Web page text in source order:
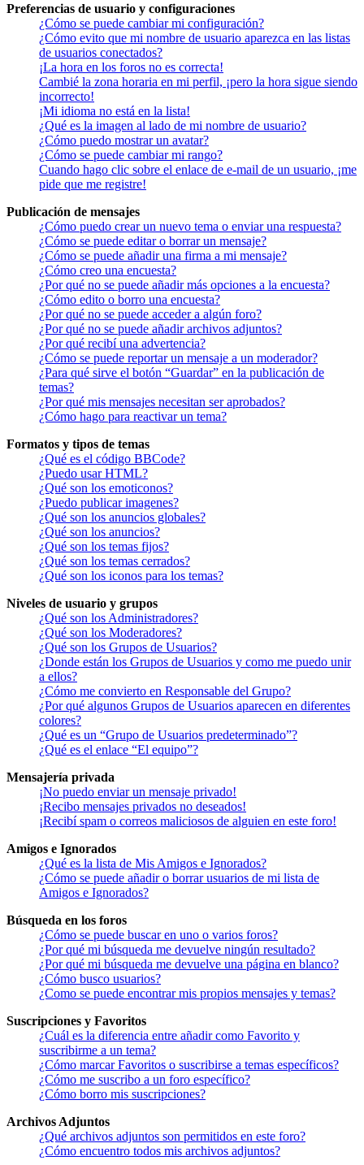
Preferencias de usuario y configuraciones
¿Cómo se puede cambiar mi configuración?
¿Cómo evito que mi nombre de usuario aparezca en las listas
de usuarios conectados?
¡La hora en los foros no es correcta!
Cambié la zona horaria en mi perfil, ¡pero la hora sigue siendo
incorrecto!
¡Mi idioma no está en la lista!
¿Qué es la imagen al lado de mi nombre de usuario?
¿Cómo puedo mostrar un avatar?
¿Cómo se puede cambiar mi rango?
Cuando hago clic sobre el enlace de e-mail de un usuario, ¡me
pide que me registre!
Publicación de mensajes
¿Cómo puedo crear un nuevo tema o enviar una respuesta?
¿Cómo se puede editar o borrar un mensaje?
¿Cómo se puede añadir una firma a mi mensaje?
¿Cómo creo una encuesta?
¿Por qué no se puede añadir más opciones a la encuesta?
¿Cómo edito o borro una encuesta?
¿Por qué no se puede acceder a algún foro?
¿Por qué no se puede añadir archivos adjuntos?
¿Por qué recibí una advertencia?
¿Cómo se puede reportar un mensaje a un moderador?
¿Para qué sirve el botón “Guardar” en la publicación de
temas?
¿Por qué mis mensajes necesitan ser aprobados?
¿Cómo hago para reactivar un tema?
Formatos y tipos de temas
¿Qué es el código BBCode?
¿Puedo usar HTML?
¿Qué son los emoticonos?
¿Puedo publicar imagenes?
¿Qué son los anuncios globales?
¿Qué son los anuncios?
¿Qué son los temas fijos?
¿Qué son los temas cerrados?
¿Qué son los iconos para los temas?
Niveles de usuario y grupos
¿Qué son los Administradores?
¿Qué son los Moderadores?
¿Qué son los Grupos de Usuarios?
¿Donde están los Grupos de Usuarios y como me puedo unir
a ellos?
¿Cómo me convierto en Responsable del Grupo?
¿Por qué algunos Grupos de Usuarios aparecen en diferentes
colores?
¿Qué es un “Grupo de Usuarios predeterminado”?
¿Qué es el enlace “El equipo”?
Mensajería privada
¡No puedo enviar un mensaje privado!
¡Recibo mensajes privados no deseados!
¡Recibí spam o correos maliciosos de alguien en este foro!
Amigos e Ignorados
¿Qué es la lista de Mis Amigos e Ignorados?
¿Cómo se puede añadir o borrar usuarios de mi lista de
Amigos e Ignorados?
Búsqueda en los foros
¿Cómo se puede buscar en uno o varios foros?
¿Por qué mi búsqueda me devuelve ningún resultado?
¿Por qué mi búsqueda me devuelve una página en blanco?
¿Cómo busco usuarios?
¿Como se puede encontrar mis propios mensajes y temas?
Suscripciones y Favoritos
¿Cuál es la diferencia entre añadir como Favorito y
suscribirme a un tema?
¿Cómo marcar Favoritos o suscribirse a temas específicos?
¿Cómo me suscribo a un foro específico?
¿Cómo borro mis suscripciones?
Archivos Adjuntos
¿Qué archivos adjuntos son permitidos en este foro?
¿Cómo encuentro todos mis archivos adjuntos?